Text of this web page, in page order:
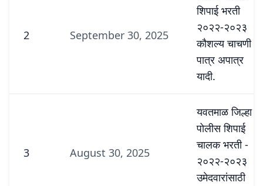
2 September 30, 2025
शिपाई भरती
२०२२-२०२३
कौशल्य चाचणी
पात्र अपात्र
यादी.
3 August 30, 2025
यवतमाळ जिल्हा
पोलीस शिपाई
चालक भरती -
२०२२-२०२३
उमेदवारांसाठी